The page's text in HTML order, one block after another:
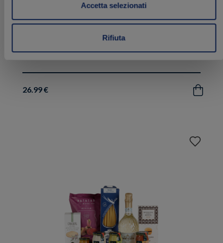
Accetta selezionati
Rifiuta
Gift “Delizie Vegan”
26.99 € Acquista
Aggiungi